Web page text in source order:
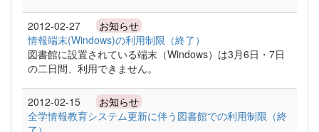
2012-02-27 お知らせ
情報端末(Windows)の利用制限（終了）
図書館に設置されている端末（Windows）は3月6日・7日
の二日間、利用できません。
2012-02-15 お知らせ
全学情報教育システム更新に伴う図書館での利用制限（終